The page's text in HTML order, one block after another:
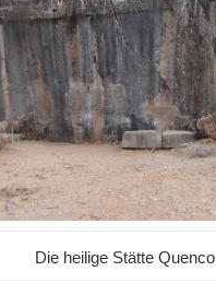
Die heilige Stätte Quenco